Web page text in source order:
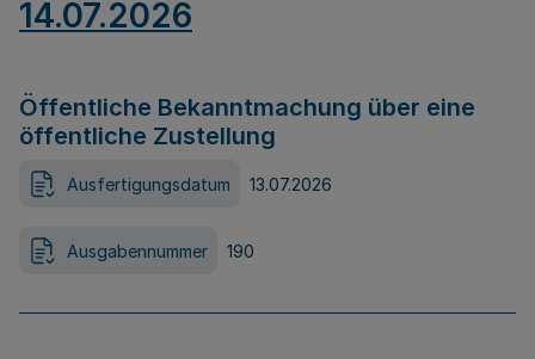
14.07.2026
Öffentliche Bekanntmachung über eine
öffentliche Zustellung
Ausfertigungsdatum 13.07.2026
Ausgabennummer 190